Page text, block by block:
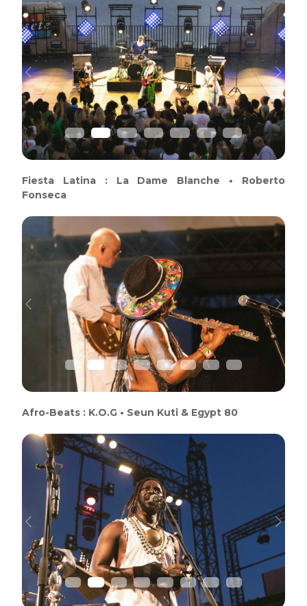
Previous Next
Fiesta Latina : La Dame Blanche • Roberto
Fonseca
Previous Next
Afro-Beats : K.O.G • Seun Kuti & Egypt 80
Previous Next